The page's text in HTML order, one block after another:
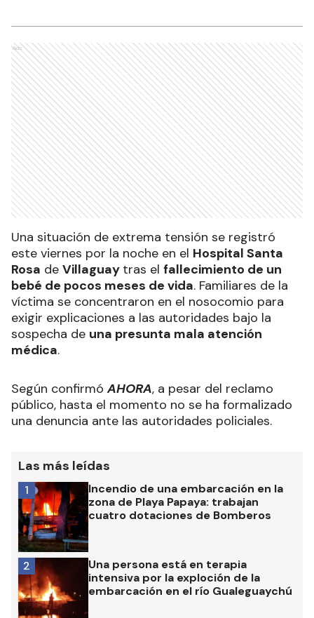
Ads
Una situación de extrema tensión se registró
este viernes por la noche en el Hospital Santa
Rosa de Villaguay tras el fallecimiento de un
bebé de pocos meses de vida. Familiares de la
víctima se concentraron en el nosocomio para
exigir explicaciones a las autoridades bajo la
sospecha de una presunta mala atención
médica.
Según confirmóAHORA, a pesar del reclamo
público, hasta el momento no se ha formalizado
una denuncia ante las autoridades policiales.
Las más leídas
Incendio de una embarcación en la
zona de Playa Papaya: trabajan
cuatro dotaciones de Bomberos
1
Una persona está en terapia
intensiva por la exploción de la
embarcación en el río Gualeguaychú
2